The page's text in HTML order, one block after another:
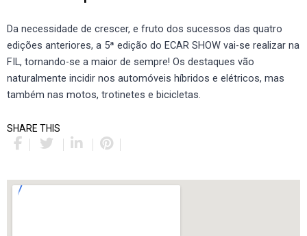
Da necessidade de crescer, e fruto dos sucessos das quatro
edições anteriores, a 5ª edição do ECAR SHOW vai-se realizar na
FIL, tornando-se a maior de sempre! Os destaques vão
naturalmente incidir nos automóveis híbridos e elétricos, mas
também nas motos, trotinetes e bicicletas.
SHARE THIS